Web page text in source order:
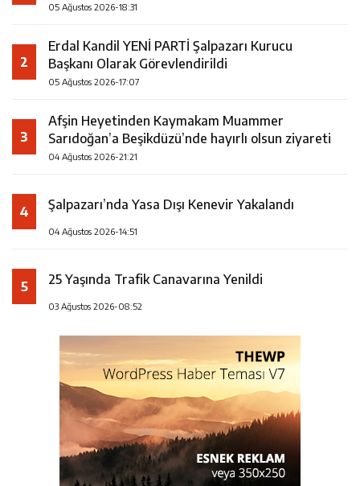
05 Ağustos 2026-18:31
2
Erdal Kandil YENİ PARTİ Şalpazarı Kurucu
Başkanı Olarak Görevlendirildi
05 Ağustos 2026-17:07
3
Afşin Heyetinden Kaymakam Muammer
Sarıdoğan’a Beşikdüzü’nde hayırlı olsun ziyareti
04 Ağustos 2026-21:21
4 Şalpazarı’nda Yasa Dışı Kenevir Yakalandı
04 Ağustos 2026-14:51
5 25 Yaşında Trafik Canavarına Yenildi
03 Ağustos 2026-08:52